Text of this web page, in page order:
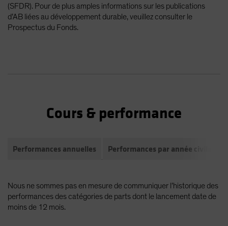
(SFDR). Pour de plus amples informations sur les publications
d’AB liées au développement durable, veuillez consulter le
Prospectus du Fonds.
Cours & performance
Performances annuelles Performances par année civile
Nous ne sommes pas en mesure de communiquer l’historique des
performances des catégories de parts dont le lancement date de
moins de 12 mois.